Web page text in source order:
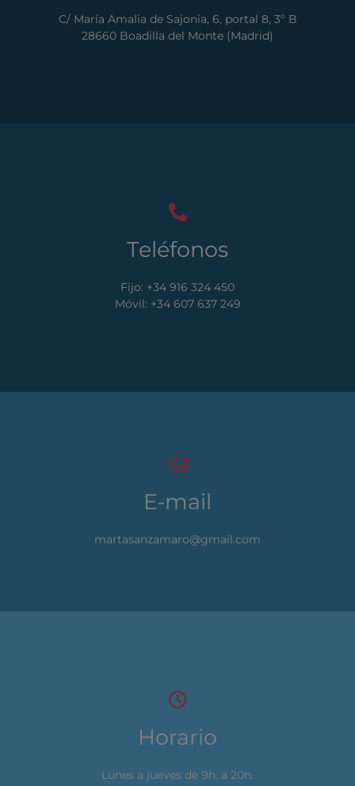
C/ María Amalia de Sajonia, 6, portal 8, 3º B
28660 Boadilla del Monte (Madrid)
Teléfonos
Fijo: +34 916 324 450
Móvil: +34 607 637 249
E-mail
martasanzamaro@gmail.com
Horario
Lunes a jueves de 9h. a 20h.